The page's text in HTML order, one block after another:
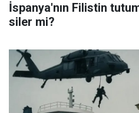
İspanya'nın Filistin
siler mi?